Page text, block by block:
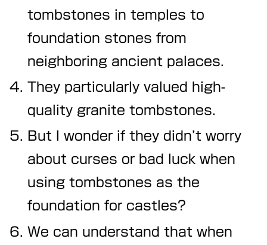
tombstones in temples to
foundation stones from
neighboring ancient palaces.
They particularly valued high-
quality granite tombstones.
But I wonder if they didn’t worry
about curses or bad luck when
using tombstones as the
foundation for castles?
We can understand that when